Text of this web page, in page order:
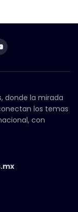
donde la mirada
los temas
con